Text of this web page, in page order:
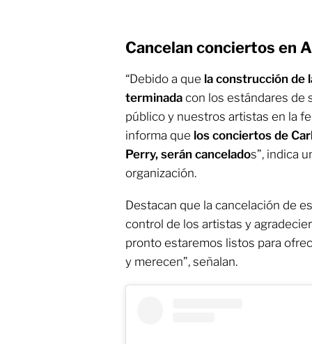
Cancelan conciertos en
“Debido a que la construcción de
terminada con los estándares de
público y nuestros artistas en la
informa que los conciertos de
Perry, serán cancelados”, indica
organización.
Destacan que la cancelación de
control de los artistas y
pronto estaremos listos para
y merecen”, señalan.